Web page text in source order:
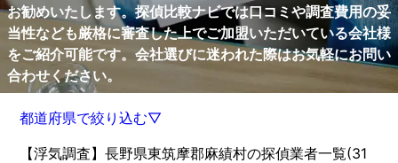
お勧めいたします。探偵比較ナビでは口コミや調査費用の妥
当性なども厳格に審査した上でご加盟いただいている会社様
をご紹介可能です。会社選びに迷われた際はお気軽にお問い
合わせください。
都道府県で絞り込む▽
【浮気調査】長野県東筑摩郡麻績村の探偵業者一覧(31